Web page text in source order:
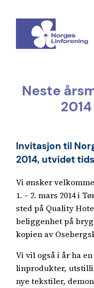
innhold
Neste
Invitasjon til
2014, utvidet
Vi ønsker
1. – 2. mars 2014 i
sted på Quality
beliggenhet på
kopien av
Vi vil også i år ha
linprodukter,
nye tekstiler,